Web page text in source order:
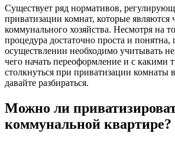
Существует ряд нормативов,
приватизации комнат, которые являются
коммунального хозяйства. Несмотря на
процедура достаточно проста и понятна,
осуществлении необходимо учитывать
чего начать переоформление и с какими
столкнуться при приватизации комнаты
давайте разбираться.
Можно ли
коммунальной квартире?